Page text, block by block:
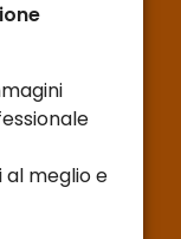
meglio e